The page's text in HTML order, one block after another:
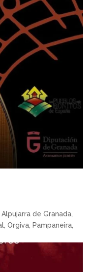
de Granada,
Orgiva, Pampaneira,